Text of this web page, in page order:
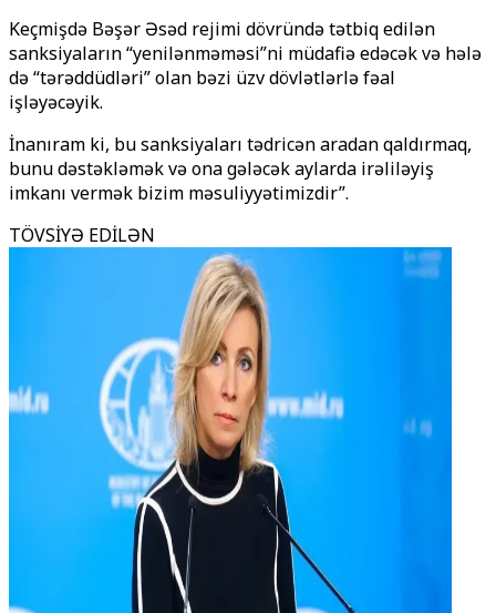
Keçmişdə Bəşər Əsəd rejimi dövründə tətbiq edilən
sanksiyaların “yenilənməməsi”ni müdafiə edəcək və hələ
də “tərəddüdləri” olan bəzi üzv dövlətlərlə fəal
işləyəcəyik.
İnanıram ki, bu sanksiyaları tədricən aradan qaldırmaq,
bunu dəstəkləmək və ona gələcək aylarda irəliləyiş
imkanı vermək bizim məsuliyyətimizdir”.
TÖVSİYƏ EDİLƏN